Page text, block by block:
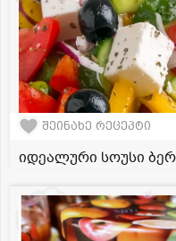
შეინახე რეცეპტი
იდეალური სოუსი